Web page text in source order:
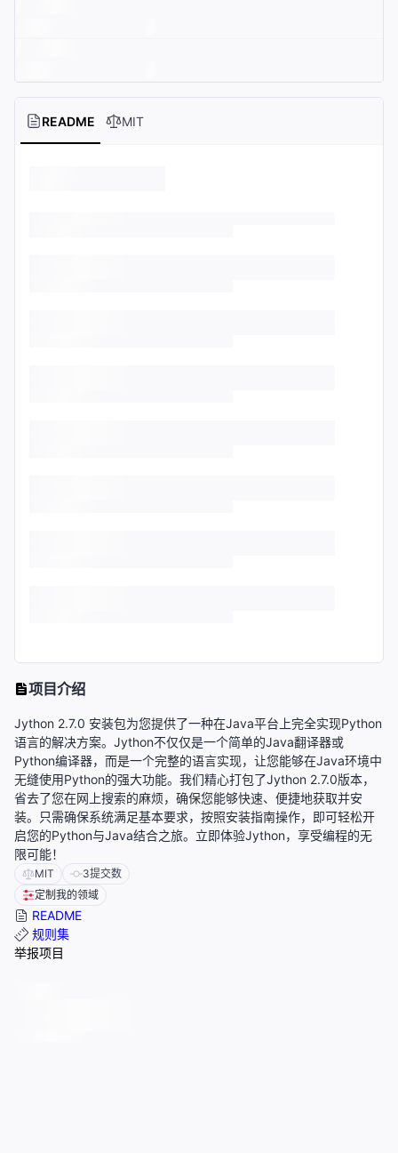
README MIT
项目介绍
Jython 2.7.0 安装包为您提供了一种在Java平台上完全实现Python
语言的解决方案。Jython不仅仅是一个简单的Java翻译器或
Python编译器，而是一个完整的语言实现，让您能够在Java环境中
无缝使用Python的强大功能。我们精心打包了Jython 2.7.0版本，
省去了您在网上搜索的麻烦，确保您能够快速、便捷地获取并安
装。只需确保系统满足基本要求，按照安装指南操作，即可轻松开
启您的Python与Java结合之旅。立即体验Jython，享受编程的无
限可能！
MIT 3提交数
定制我的领域
README
规则集
举报项目